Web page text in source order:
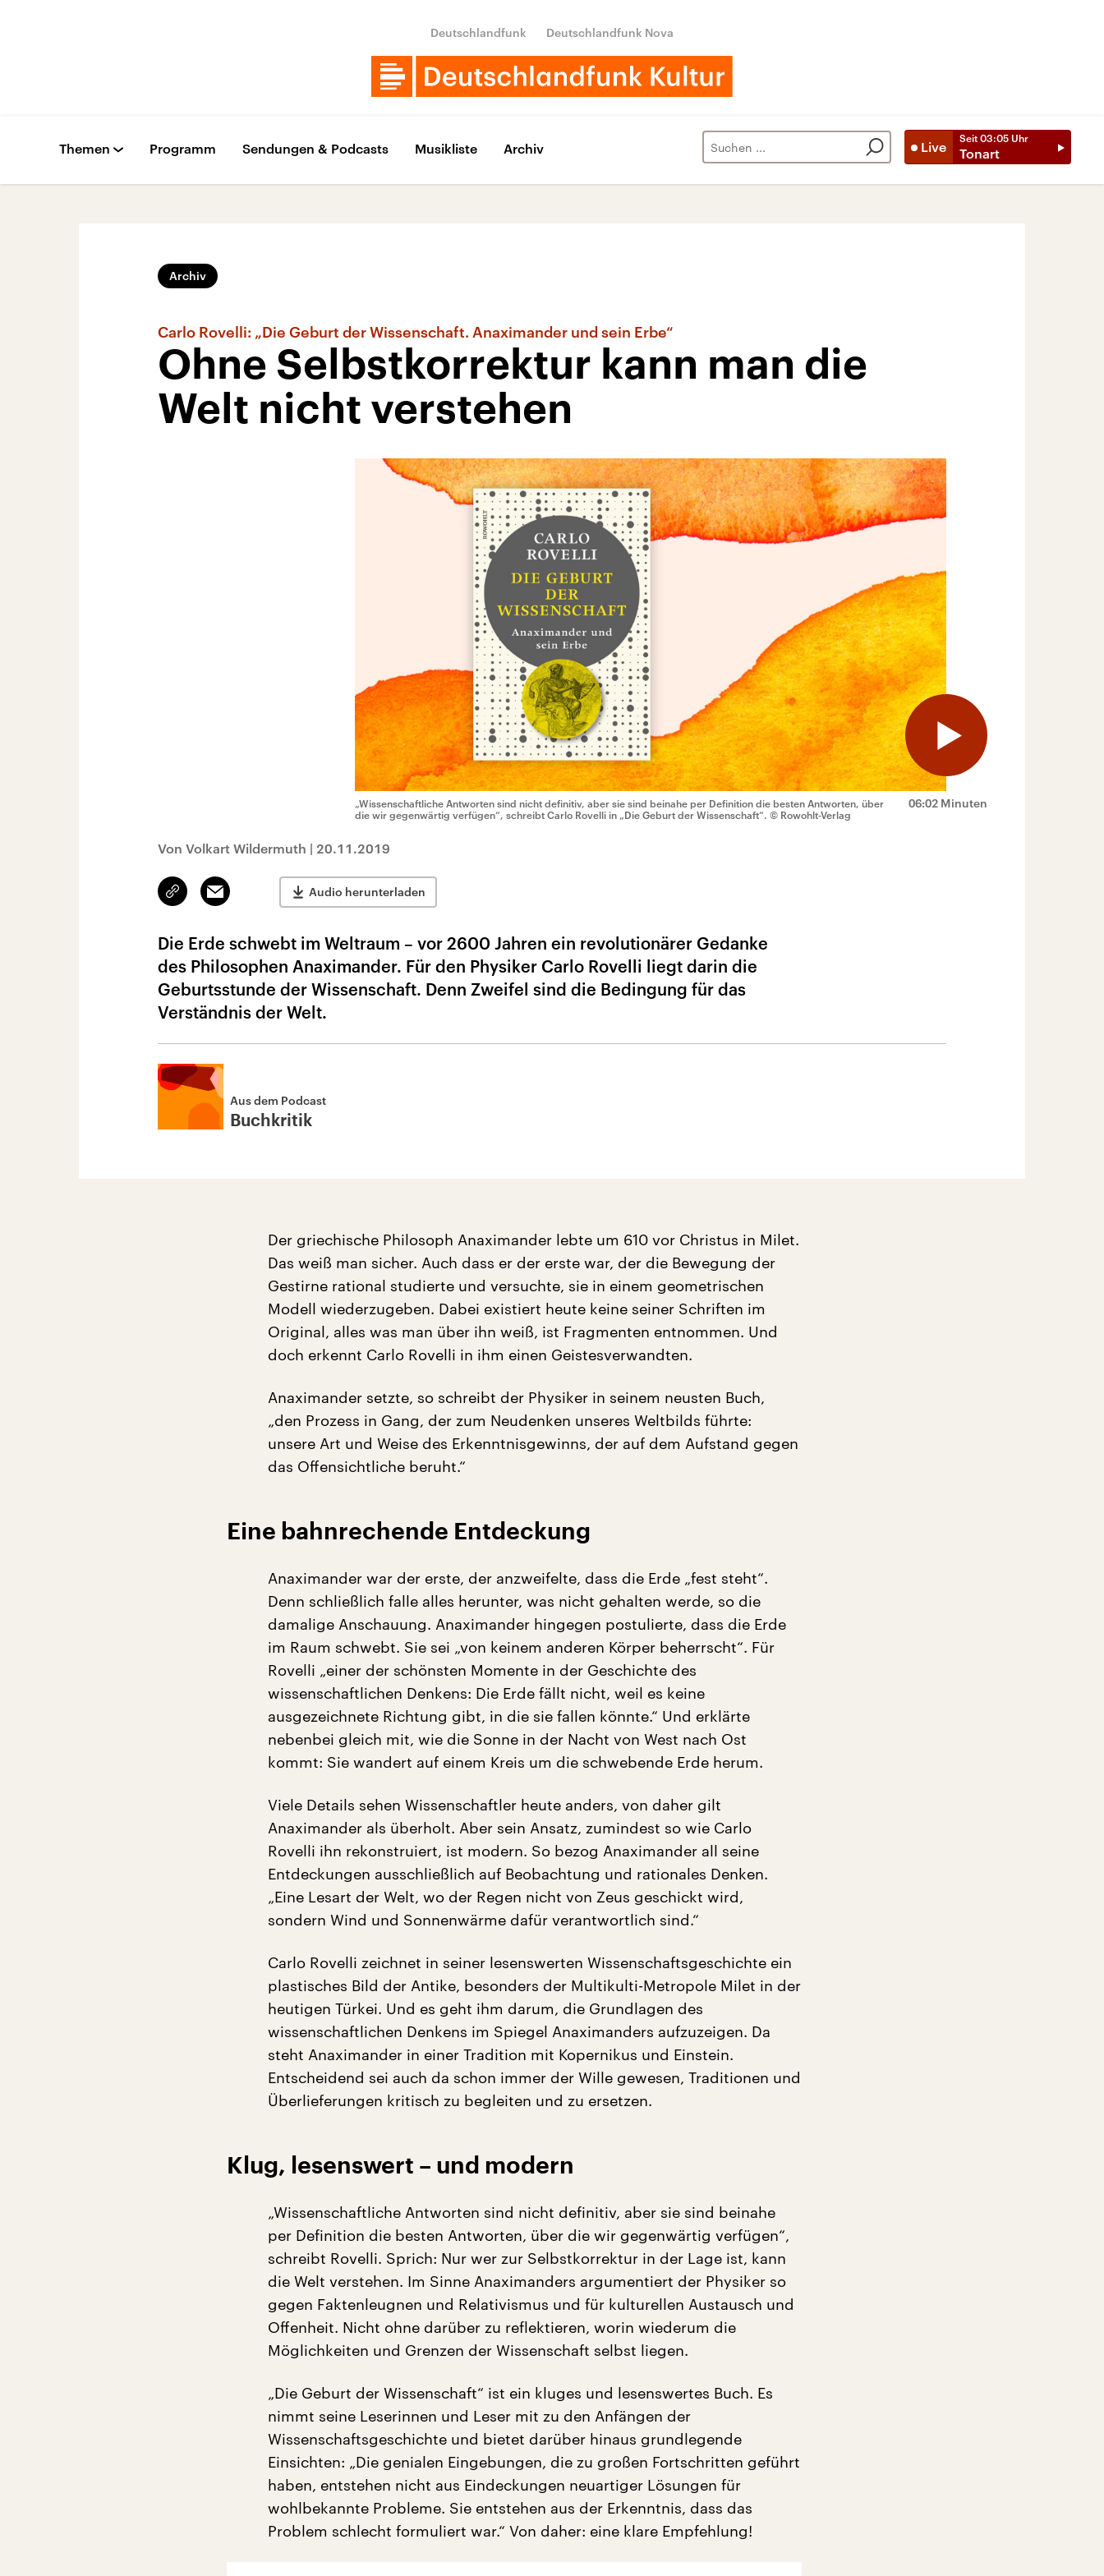
Deutschlandfunk Deutschlandfunk Nova
Live
Seit 03:05 Uhr
Tonart
Themen Programm Sendungen & Podcasts Musikliste Archiv
Archiv
Carlo Rovelli: „Die Geburt der Wissenschaft. Anaximander und sein Erbe“
Ohne Selbstkorrektur kann man die
Welt nicht verstehen
06:02 Minuten
„Wissenschaftliche Antworten sind nicht definitiv, aber sie sind beinahe per Definition die besten Antworten, über
die wir gegenwärtig verfügen“, schreibt Carlo Rovelli in „Die Geburt der Wissenschaft“. © Rowohlt-Verlag
Von Volkart Wildermuth | 20.11.2019
Link
kopieren/teilen
Email Audio herunterladen
Die Erde schwebt im Weltraum – vor 2600 Jahren ein revolutionärer Gedanke
des Philosophen Anaximander. Für den Physiker Carlo Rovelli liegt darin die
Geburtsstunde der Wissenschaft. Denn Zweifel sind die Bedingung für das
Verständnis der Welt.
Aus dem Podcast
Buchkritik
Der griechische Philosoph Anaximander lebte um 610 vor Christus in Milet.
Das weiß man sicher. Auch dass er der erste war, der die Bewegung der
Gestirne rational studierte und versuchte, sie in einem geometrischen
Modell wiederzugeben. Dabei existiert heute keine seiner Schriften im
Original, alles was man über ihn weiß, ist Fragmenten entnommen. Und
doch erkennt Carlo Rovelli in ihm einen Geistesverwandten.
Anaximander setzte, so schreibt der Physiker in seinem neusten Buch,
„den Prozess in Gang, der zum Neudenken unseres Weltbilds führte:
unsere Art und Weise des Erkenntnisgewinns, der auf dem Aufstand gegen
das Offensichtliche beruht.“
Eine bahnrechende Entdeckung
Anaximander war der erste, der anzweifelte, dass die Erde „fest steht“.
Denn schließlich falle alles herunter, was nicht gehalten werde, so die
damalige Anschauung. Anaximander hingegen postulierte, dass die Erde
im Raum schwebt. Sie sei „von keinem anderen Körper beherrscht“. Für
Rovelli „einer der schönsten Momente in der Geschichte des
wissenschaftlichen Denkens: Die Erde fällt nicht, weil es keine
ausgezeichnete Richtung gibt, in die sie fallen könnte.“ Und erklärte
nebenbei gleich mit, wie die Sonne in der Nacht von West nach Ost
kommt: Sie wandert auf einem Kreis um die schwebende Erde herum.
Viele Details sehen Wissenschaftler heute anders, von daher gilt
Anaximander als überholt. Aber sein Ansatz, zumindest so wie Carlo
Rovelli ihn rekonstruiert, ist modern. So bezog Anaximander all seine
Entdeckungen ausschließlich auf Beobachtung und rationales Denken.
„Eine Lesart der Welt, wo der Regen nicht von Zeus geschickt wird,
sondern Wind und Sonnenwärme dafür verantwortlich sind.“
Carlo Rovelli zeichnet in seiner lesenswerten Wissenschaftsgeschichte ein
plastisches Bild der Antike, besonders der Multikulti-Metropole Milet in der
heutigen Türkei. Und es geht ihm darum, die Grundlagen des
wissenschaftlichen Denkens im Spiegel Anaximanders aufzuzeigen. Da
steht Anaximander in einer Tradition mit Kopernikus und Einstein.
Entscheidend sei auch da schon immer der Wille gewesen, Traditionen und
Überlieferungen kritisch zu begleiten und zu ersetzen.
Klug, lesenswert – und modern
„Wissenschaftliche Antworten sind nicht definitiv, aber sie sind beinahe
per Definition die besten Antworten, über die wir gegenwärtig verfügen“,
schreibt Rovelli. Sprich: Nur wer zur Selbstkorrektur in der Lage ist, kann
die Welt verstehen. Im Sinne Anaximanders argumentiert der Physiker so
gegen Faktenleugnen und Relativismus und für kulturellen Austausch und
Offenheit. Nicht ohne darüber zu reflektieren, worin wiederum die
Möglichkeiten und Grenzen der Wissenschaft selbst liegen.
„Die Geburt der Wissenschaft“ ist ein kluges und lesenswertes Buch. Es
nimmt seine Leserinnen und Leser mit zu den Anfängen der
Wissenschaftsgeschichte und bietet darüber hinaus grundlegende
Einsichten: „Die genialen Eingebungen, die zu großen Fortschritten geführt
haben, entstehen nicht aus Eindeckungen neuartiger Lösungen für
wohlbekannte Probleme. Sie entstehen aus der Erkenntnis, dass das
Problem schlecht formuliert war.“ Von daher: eine klare Empfehlung!